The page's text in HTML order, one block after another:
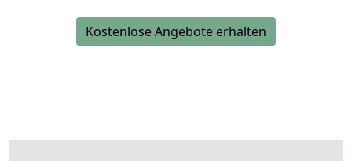
Kostenlose Angebote erhalten